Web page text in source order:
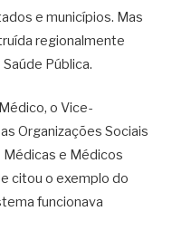
e municípios. Mas
regionalmente
Pública.
o Vice-
Organizações Sociais
e Médicos
citou o exemplo do
funcionava